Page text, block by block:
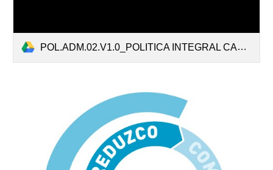
POL.ADM.02.V1.0_POLITICA INTEGRAL CARBURO DEL CINCA 2025.pdf